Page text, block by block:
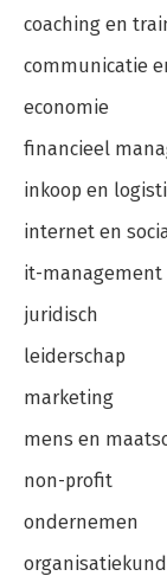
coaching en
communicatie
economie
financieel
inkoop en
internet en
it-
juridisch
leiderschap
marketing
mens en
non-profit
ondernemen